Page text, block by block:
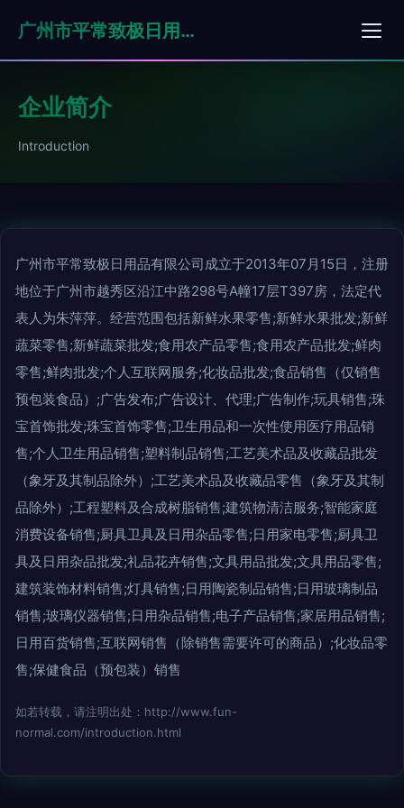
广州市平常致极日用品有限公司
企业简介
Introduction
广州市平常致极日用品有限公司成立于2013年07月15日，注册
地位于广州市越秀区沿江中路298号A幢17层T397房，法定代
表人为朱萍萍。经营范围包括新鲜水果零售;新鲜水果批发;新鲜
蔬菜零售;新鲜蔬菜批发;食用农产品零售;食用农产品批发;鲜肉
零售;鲜肉批发;个人互联网服务;化妆品批发;食品销售（仅销售
预包装食品）;广告发布;广告设计、代理;广告制作;玩具销售;珠
宝首饰批发;珠宝首饰零售;卫生用品和一次性使用医疗用品销
售;个人卫生用品销售;塑料制品销售;工艺美术品及收藏品批发
（象牙及其制品除外）;工艺美术品及收藏品零售（象牙及其制
品除外）;工程塑料及合成树脂销售;建筑物清洁服务;智能家庭
消费设备销售;厨具卫具及日用杂品零售;日用家电零售;厨具卫
具及日用杂品批发;礼品花卉销售;文具用品批发;文具用品零售;
建筑装饰材料销售;灯具销售;日用陶瓷制品销售;日用玻璃制品
销售;玻璃仪器销售;日用杂品销售;电子产品销售;家居用品销售;
日用百货销售;互联网销售（除销售需要许可的商品）;化妆品零
售;保健食品（预包装）销售
如若转载，请注明出处：http://www.fun-
normal.com/introduction.html